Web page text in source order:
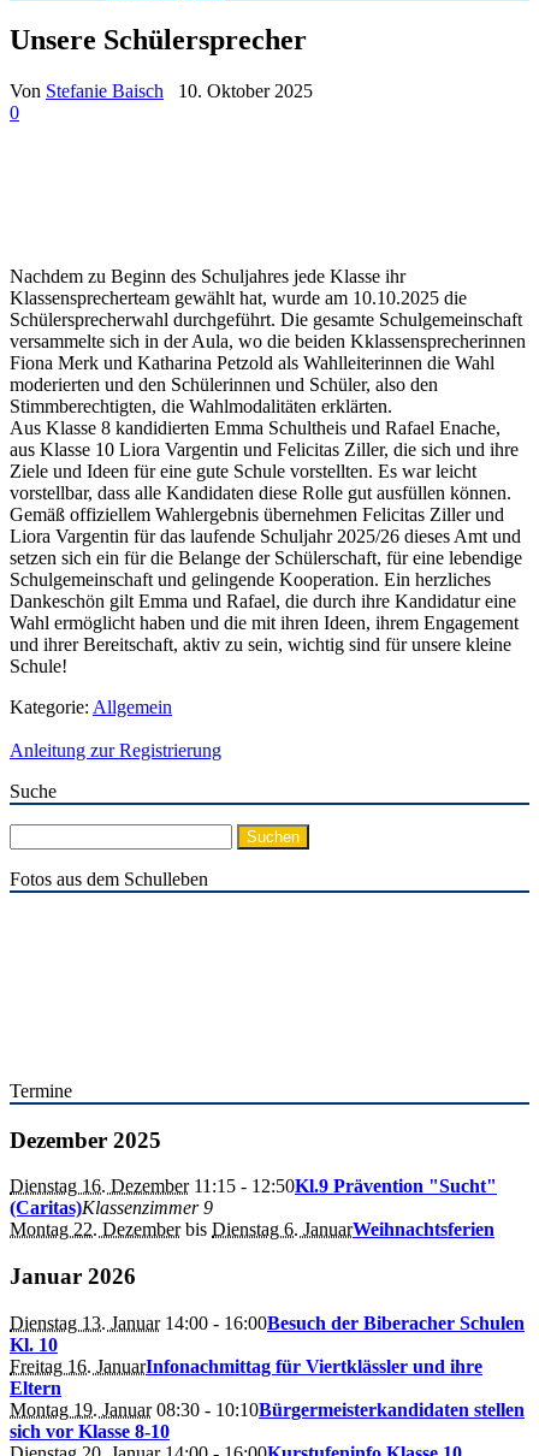
Unsere Schülersprecher
Von Stefanie Baisch
10. Oktober 2025
0
Nachdem zu Beginn des Schuljahres jede Klasse ihr
Klassensprecherteam gewählt hat, wurde am 10.10.2025 die
Schülersprecherwahl durchgeführt. Die gesamte Schulgemeinschaft
versammelte sich in der Aula, wo die beiden Kklassensprecherinnen
Fiona Merk und Katharina Petzold als Wahlleiterinnen die Wahl
moderierten und den Schülerinnen und Schüler, also den
Stimmberechtigten, die Wahlmodalitäten erklärten.
Aus Klasse 8 kandidierten Emma Schultheis und Rafael Enache,
aus Klasse 10 Liora Vargentin und Felicitas Ziller, die sich und ihre
Ziele und Ideen für eine gute Schule vorstellten. Es war leicht
vorstellbar, dass alle Kandidaten diese Rolle gut ausfüllen können.
Gemäß offiziellem Wahlergebnis übernehmen Felicitas Ziller und
Liora Vargentin für das laufende Schuljahr 2025/26 dieses Amt und
setzen sich ein für die Belange der Schülerschaft, für eine lebendige
Schulgemeinschaft und gelingende Kooperation. Ein herzliches
Dankeschön gilt Emma und Rafael, die durch ihre Kandidatur eine
Wahl ermöglicht haben und die mit ihren Ideen, ihrem Engagement
und ihrer Bereitschaft, aktiv zu sein, wichtig sind für unsere kleine
Schule!
Kategorie: Allgemein
Anleitung zur Registrierung
Suche
nach:
Fotos aus dem Schulleben
Termine
Dezember 2025
Dienstag 16. Dezember11:15 - 12:50Kl.9 Prävention "Sucht"
(Caritas)Klassenzimmer 9
Montag 22. Dezemberbis Dienstag 6. JanuarWeihnachtsferien
Januar 2026
Dienstag 13. Januar14:00 - 16:00Besuch der Biberacher Schulen
Kl. 10
Freitag 16. JanuarInfonachmittag für Viertklässler und ihre
Eltern
Montag 19. Januar08:30 - 10:10Bürgermeisterkandidaten stellen
sich vor Klasse 8-10